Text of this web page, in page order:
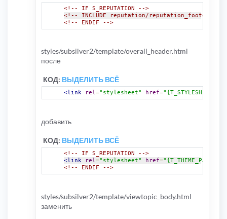
<!-- IF S_REPUTATION -->
<!-- INCLUDE reputation/
<!-- ENDIF -->
styles/subsilver2/template/overall_header.html
после
КОД: ВЫДЕЛИТЬ ВСЁ
<link rel="stylesheet" href=
добавить
КОД: ВЫДЕЛИТЬ ВСЁ
<!-- IF S_REPUTATION -->
<link
rel="stylesheet" href=
<!-- ENDIF -->
styles/subsilver2/template/viewtopic_body.html
заменить